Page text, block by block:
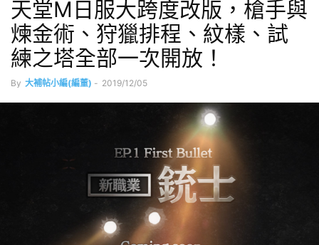
天堂M日服大跨度改版，槍手與
煉金術、狩獵排程、紋樣、試
練之塔全部一次開放！
By 大補帖小編(編董) - 2019/12/05